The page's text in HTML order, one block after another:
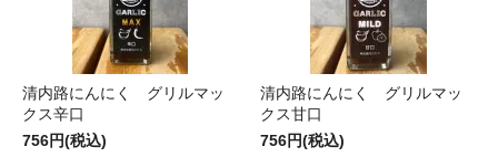
清内路にんにく グリルマッ
クス辛口
756円(税込)
清内路にんにく グリルマッ
クス甘口
756円(税込)